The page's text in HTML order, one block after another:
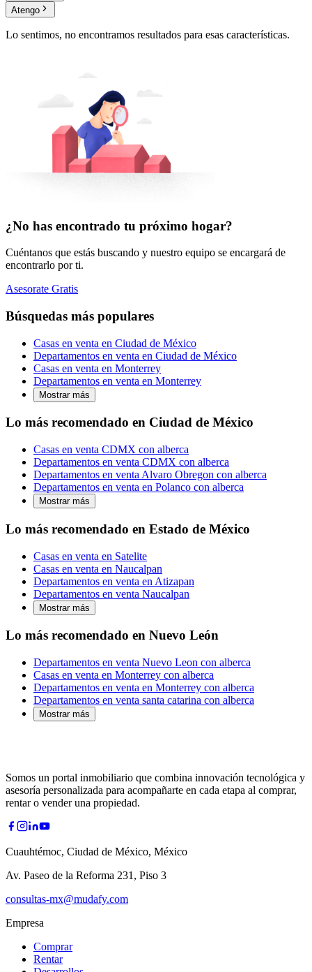
Atengo
Lo sentimos, no encontramos resultados para esas características.
¿No has encontrado tu próximo hogar?
Cuéntanos que estás buscando y nuestro equipo se encargará de
encontrarlo por ti.
Asesorate Gratis
Búsquedas más populares
Casas en venta en Ciudad de México
Departamentos en venta en Ciudad de México
Casas en venta en Monterrey
Departamentos en venta en Monterrey
Mostrar más
Lo más recomendado en Ciudad de México
Casas en venta CDMX con alberca
Departamentos en venta CDMX con alberca
Departamentos en venta Alvaro Obregon con alberca
Departamentos en venta en Polanco con alberca
Mostrar más
Lo más recomendado en Estado de México
Casas en venta en Satelite
Casas en venta en Naucalpan
Departamentos en venta en Atizapan
Departamentos en venta Naucalpan
Mostrar más
Lo más recomendado en Nuevo León
Departamentos en venta Nuevo Leon con alberca
Casas en venta en Monterrey con alberca
Departamentos en venta en Monterrey con alberca
Departamentos en venta santa catarina con alberca
Mostrar más
Somos un portal inmobiliario que combina innovación tecnológica y
asesoría personalizada para acompañarte en cada etapa al comprar,
rentar o vender una propiedad.
Cuauhtémoc, Ciudad de México, México
Av. Paseo de la Reforma 231, Piso 3
consultas-mx@mudafy.com
Empresa
Comprar
Rentar